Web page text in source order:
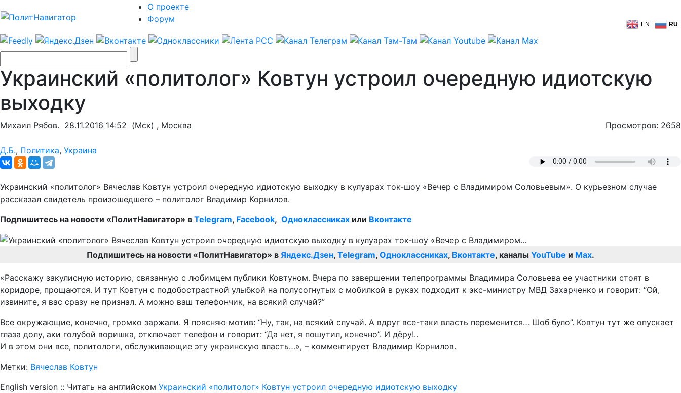
О проекте
Форум
EN RU
Украинский «политолог» Ковтун устроил очередную идиотскую
выходку
Михаил Рябов. 28.11.2016 14:52 (Мск) , Москва Просмотров: 2658
Д.Б., Политика, Украина
Украинский «политолог» Вячеслав Ковтун устроил очередную идиотскую выходку в кулуарах ток-шоу «Вечер с Владимиром Соловьевым». О курьезном случае
рассказал свидетель произошедшего – политолог Владимир Корнилов.
Подпишитесь на новости «ПолитНавигатор» в Telegram, Facebook, Одноклассниках или Вконтакте
Подпишитесь на новости «ПолитНавигатор» в Яндекс.Дзен, Telegram, Одноклассниках, Вконтакте, каналы YouTube и Max.
«Расскажу закулисную историю, связанную с любимцем публики Ковтуном. Вчера по завершении телепрограммы Владимира Соловьева ее участники стоят в
коридоре, прощаются. И тут Ковтун с подобострастной улыбкой на полусогнутых с мобилкой в руках подходит к экс-министру МВД Захарченко и говорит: “Ой,
извините, я вас сразу не признал. А можно ваш телефончик, на всякий случай?”
Все окружающие, конечно, громко заржали. Я поясняю мотив: “Ну, так, на всякий случай. А вдруг все-таки власть переменится… Шоб було”. Ковтун тут же опускает
глаза долу, аки голубой воришка, отключает телефон и говорит: “Да нет, я пошутил, конечно”. И дёру!..
И в этом они все, политологи, обслуживающие эту украинскую власть…», – комментирует Владимир Корнилов.
Метки: Вячеслав Ковтун
English version :: Читать на английском Украинский «политолог» Ковтун устроил очередную идиотскую выходку